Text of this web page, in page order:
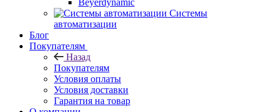
Beyerdynamic
Системы
автоматизации
Блог
Покупателям
Назад
Покупателям
Условия оплаты
Условия доставки
Гарантия на товар